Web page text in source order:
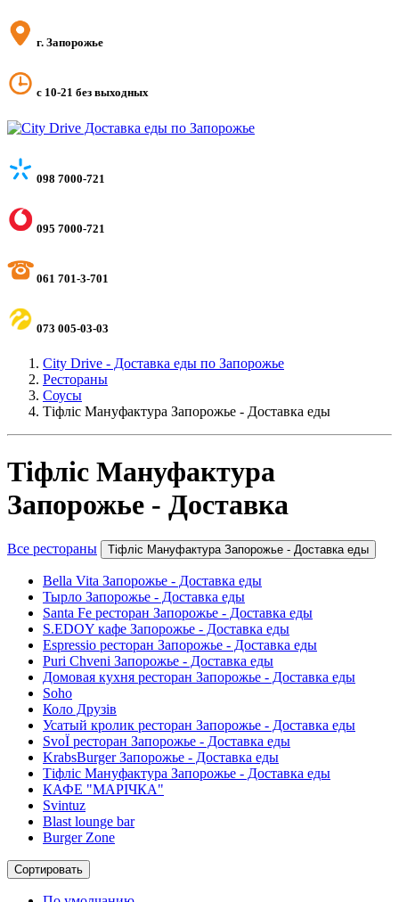
г. Запорожье
с 10-21 без выходных
098 7000-721
095 7000-721
061 701-3-701
073 005-03-03
City Drive - Доставка еды по Запорожье
Рестораны
Соусы
Тіфліс Мануфактура Запорожье - Доставка еды
Тіфліс Мануфактура
Запорожье - Доставка
Все рестораны Тіфліс Мануфактура Запорожье - Доставка еды
Bella Vita Запорожье - Доставка еды
Тырло Запорожье - Доставка еды
Santa Fe ресторан Запорожье - Доставка еды
S.EDOY кафе Запорожье - Доставка еды
Espressio ресторан Запорожье - Доставка еды
Puri Chveni Запорожье - Доставка еды
Домовая кухня ресторан Запорожье - Доставка еды
Soho
Коло Друзів
Усатый кролик ресторан Запорожье - Доставка еды
SvoЇ ресторан Запорожье - Доставка еды
KrabsBurger Запорожье - Доставка еды
Тіфліс Мануфактура Запорожье - Доставка еды
КАФЕ "МАРІЧКА"
Svintuz
Blast lounge bar
Burger Zone
Сортировать